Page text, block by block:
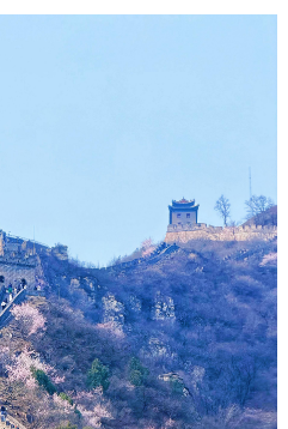
题公开
服务 投资项目
光政务
我要咨询 我要建议